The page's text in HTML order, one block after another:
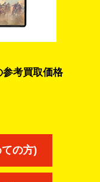
参考買取価格
の方)